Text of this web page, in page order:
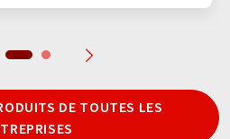
DE TOUTES LES